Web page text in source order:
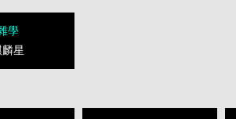
學
麟星